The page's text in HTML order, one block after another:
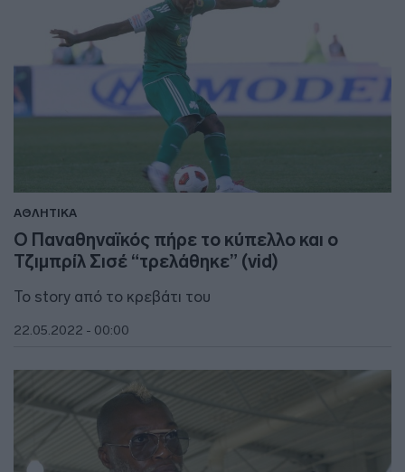
ΑΘΛΗΤΙΚΑ
Ο Παναθηναϊκός πήρε το κύπελλο και ο
Τζιμπρίλ Σισέ “τρελάθηκε” (vid)
To story από το κρεβάτι του
22.05.2022 - 00:00